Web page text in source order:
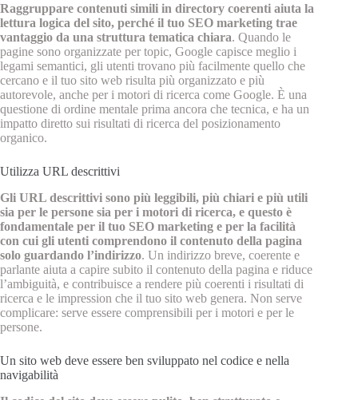
Raggruppare contenuti simili in directory coerenti aiuta la
lettura logica del sito, perché il tuo SEO marketing trae
vantaggio da una struttura tematica chiara. Quando le
pagine sono organizzate per topic, Google capisce meglio i
legami semantici, gli utenti trovano più facilmente quello che
cercano e il tuo sito web risulta più organizzato e più
autorevole, anche per i motori di ricerca come Google. È una
questione di ordine mentale prima ancora che tecnica, e ha un
impatto diretto sui risultati di ricerca del posizionamento
organico.
Utilizza URL descrittivi
Gli URL descrittivi sono più leggibili, più chiari e più utili
sia per le persone sia per i motori di ricerca, e questo è
fondamentale per il tuo SEO marketing e per la facilità
con cui gli utenti comprendono il contenuto della pagina
solo guardando l’indirizzo. Un indirizzo breve, coerente e
parlante aiuta a capire subito il contenuto della pagina e riduce
l’ambiguità, e contribuisce a rendere più coerenti i risultati di
ricerca e le impression che il tuo sito web genera. Non serve
complicare: serve essere comprensibili per i motori e per le
persone.
Un sito web deve essere ben sviluppato nel codice e nella
navigabilità